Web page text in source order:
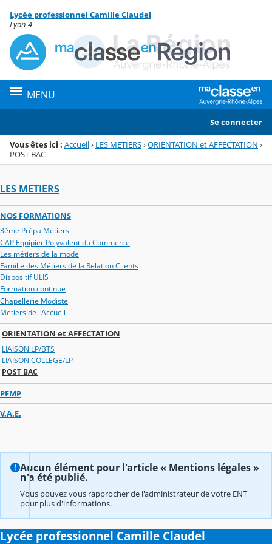
Menu de la rubrique
Contenu
Lycée professionnel Camille Claudel
Lyon 4
MENU
Se connecter
Vous êtes ici : Accueil› LES METIERS›ORIENTATION et AFFECTATION ›
POST BAC
LES METIERS
NOS FORMATIONS
3ème Prépa Métiers
CAP Equipier Polyvalent du Commerce
Les métiers de la mode
Famille des Métiers de la Relation Clients
Dispositif ULIS
Formation continue
Chapellerie Modiste
Metiers de l'Accueil
ORIENTATION et AFFECTATION
LIAISON LP/BTS
LIAISON COLLEGE/LP
POST BAC
PFMP
V.A.E.
Aucun élément pour l'article « Mentions légales »
n'a été publié.
Vous pouvez vous rapprocher de l'administrateur de votre ENT
pour plus d'informations.
Lycée professionnel Camille Claudel